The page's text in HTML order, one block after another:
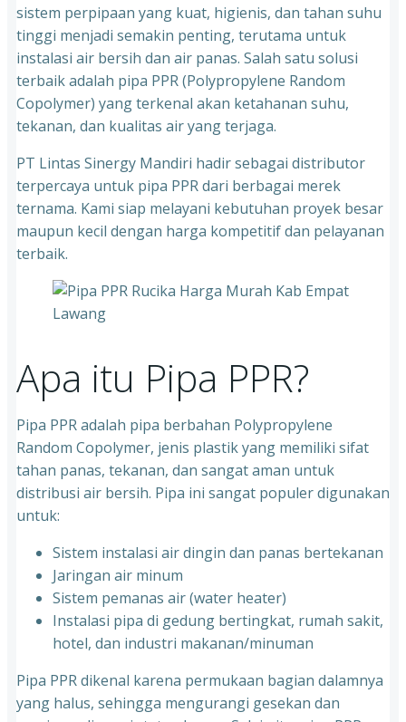
sistem perpipaan yang kuat, higienis, dan tahan suhu
tinggi menjadi semakin penting, terutama untuk
instalasi air bersih dan air panas. Salah satu solusi
terbaik adalah pipa PPR (Polypropylene Random
Copolymer) yang terkenal akan ketahanan suhu,
tekanan, dan kualitas air yang terjaga.
PT Lintas Sinergy Mandiri hadir sebagai distributor
terpercaya untuk pipa PPR dari berbagai merek
ternama. Kami siap melayani kebutuhan proyek besar
maupun kecil dengan harga kompetitif dan pelayanan
terbaik.
Apa itu Pipa PPR?
Pipa PPR adalah pipa berbahan Polypropylene
Random Copolymer, jenis plastik yang memiliki sifat
tahan panas, tekanan, dan sangat aman untuk
distribusi air bersih. Pipa ini sangat populer digunakan
untuk:
Sistem instalasi air dingin dan panas bertekanan
⁠Jaringan air minum
⁠Sistem pemanas air (water heater)
⁠Instalasi pipa di gedung bertingkat, rumah sakit,
hotel, dan industri makanan/minuman
Pipa PPR dikenal karena permukaan bagian dalamnya
yang halus, sehingga mengurangi gesekan dan